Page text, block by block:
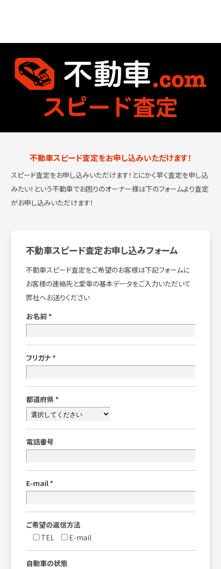
不動車スピード査定をお申し込みいただけます！
スピード査定をお申し込みいただけます！とにかく早く査定を申し込
みたい！という不動車でお困りのオーナー様は下のフォームより査定
がお申し込みいただけます！
不動車スピード査定お申し込みフォーム
不動車スピード査定をご希望のお客様は下記フォームに
お客様の連絡先と愛車の基本データをご入力いただいて
弊社へお送りください
お名前 *
フリガナ *
都道府県 *
電話番号
E-mail *
ご希望の返信方法
TEL
E-mail
自動車の状態